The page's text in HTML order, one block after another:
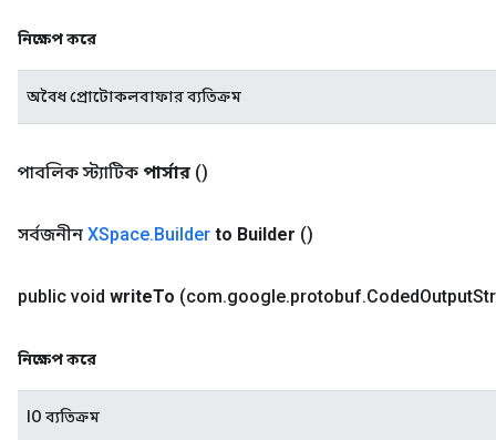
নিক্ষেপ করে
অবৈধ প্রোটোকলবাফার ব্যতিক্রম
পাবলিক স্ট্যাটিক পার্সার ()
সর্বজনীন XSpace.Builder to Builder ()
public void writeTo (com.google.protobuf.CodedOutput
নিক্ষেপ করে
IO ব্যতিক্রম